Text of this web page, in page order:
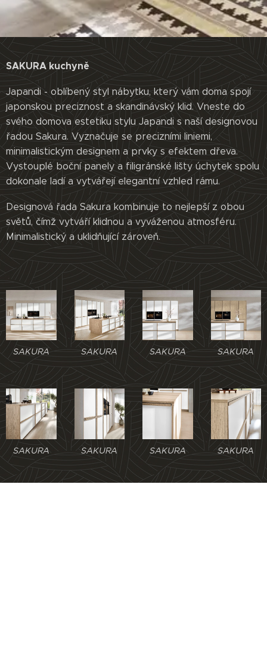
SAKURA kuchyně
Japandi - oblíbený styl nábytku, který vám doma spojí
japonskou preciznost a skandinávský klid. Vneste do
svého domova estetiku stylu Japandi s naší designovou
řadou Sakura. Vyznačuje se precizními liniemi,
minimalistickým designem a prvky s efektem dřeva.
Vystouplé boční panely a filigránské lišty úchytek spolu
dokonale ladí a vytvářejí elegantní vzhled rámu.
Designová řada Sakura kombinuje to nejlepší z obou
světů, čímž vytváří klidnou a vyváženou atmosféru.
Minimalistický a uklidňující zároveň.
SAKURA SAKURA SAKURA SAKURA
SAKURA SAKURA SAKURA SAKURA